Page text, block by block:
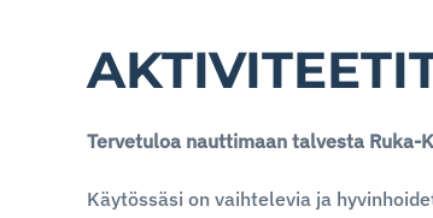
Tervetuloa nauttimaan talvesta Ruka-
Käytössäsi on vaihtelevia ja